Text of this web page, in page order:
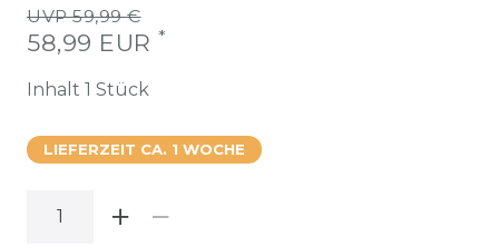
UVP 59,99 €
58,99 EUR *
Inhalt 1 Stück
LIEFERZEIT CA. 1 WOCHE